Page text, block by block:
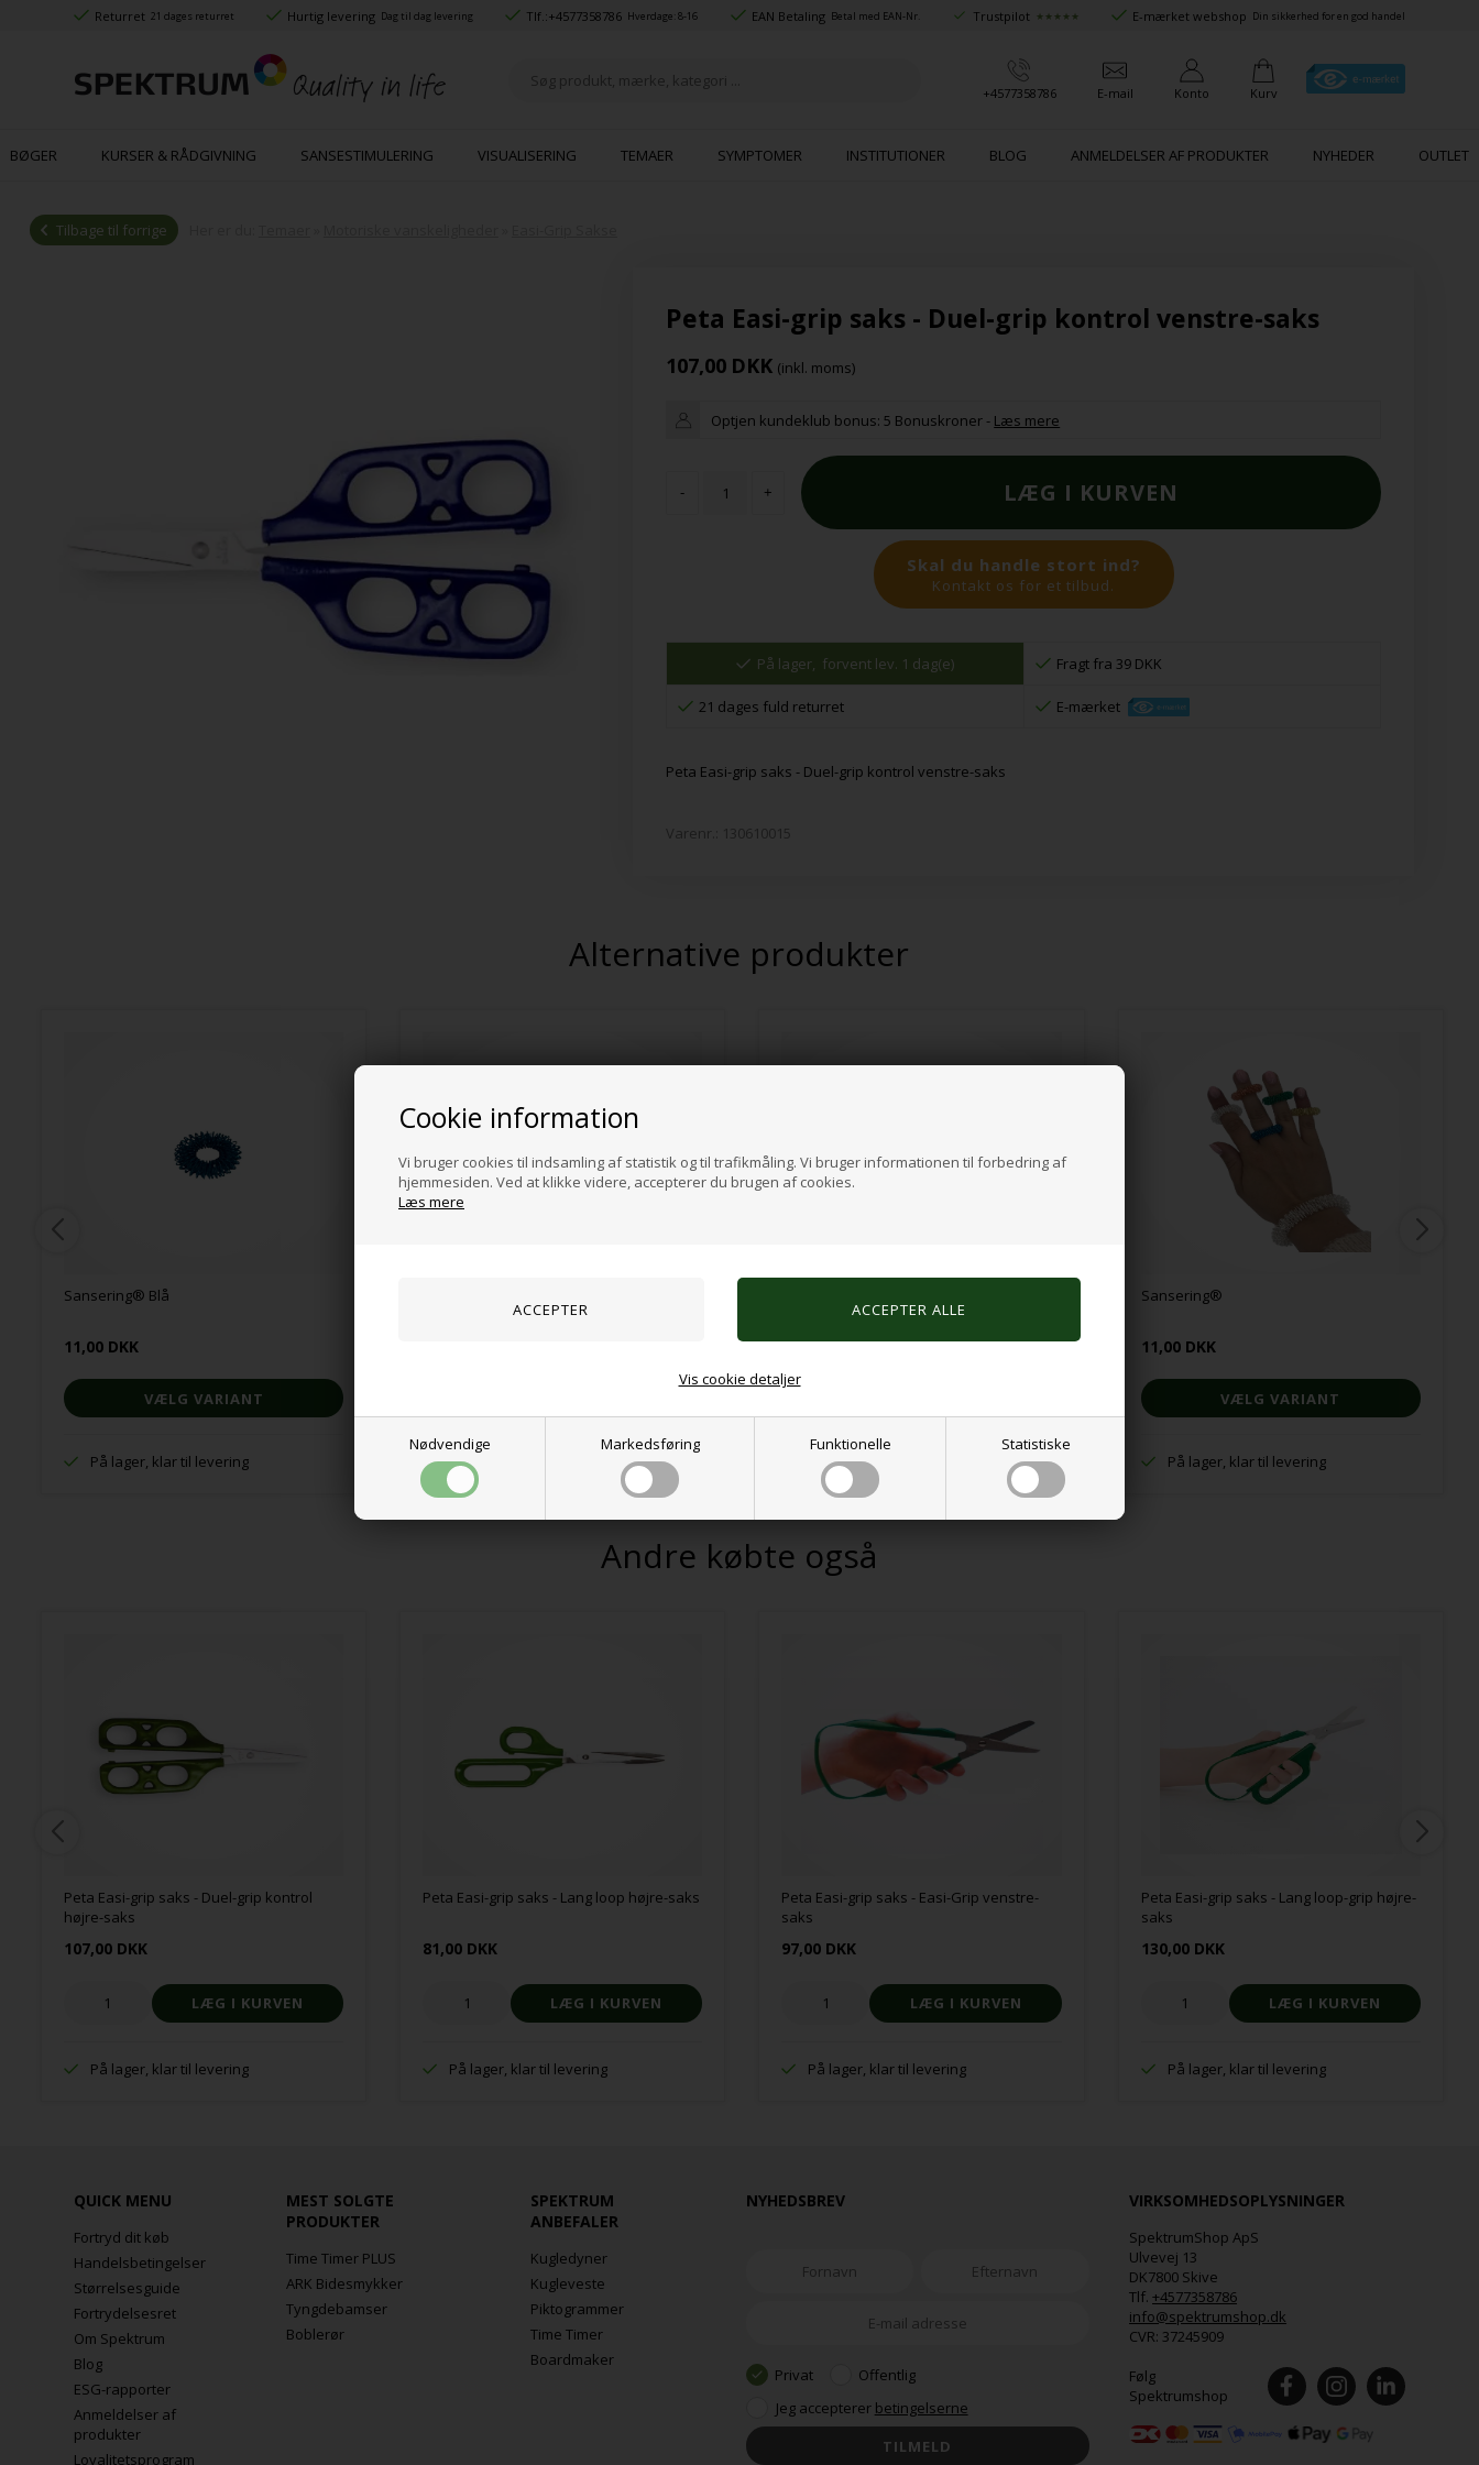
Cookie information
Vi bruger cookies til indsamling af statistik og til trafikmåling. Vi bruger informationen til forbedring af
hjemmesiden. Ved at klikke videre, accepterer du brugen af cookies.
Læs mere
Nødvendige Markedsføring Funktionelle Statistiske
Vis cookie detaljer
Returret 21 dages returret Hurtig levering Dag til dag levering Tlf.:+4577358786 Hverdage: 8-16 EAN Betaling Betal med EAN-Nr. Trustpilot ★★★★★ E-mærket webshop Din sikkerhed for en god handel
+4577358786 E-mail Konto Kurv
BØGER KURSER & RÅDGIVNING SANSESTIMULERING VISUALISERING TEMAER SYMPTOMER INSTITUTIONER BLOG ANMELDELSER AF PRODUKTER NYHEDER OUTLET
Tilbage til forrige
Peta Easi-grip saks - Duel-grip kontrol venstre-saks
107,00 DKK (inkl. moms)
Optjen kundeklub bonus: 5 Bonuskroner - Læs mere
- +
Skal du handle stort ind?
Kontakt os for et tilbud.
På lager, forvent lev. 1 dag(e) Fragt fra 39 DKK
21 dages fuld returret E-mærket
Peta Easi-grip saks - Duel-grip kontrol venstre-saks
Varenr.: 130610015
Alternative produkter
Sansering® Blå
11,00 DKK
VÆLG VARIANT
På lager, klar til levering På lager, klar til levering
11,00 DKK
På lager, klar til levering
Sansering®
11,00 DKK
VÆLG VARIANT
På lager, klar til levering
Andre købte også
Peta Easi-grip saks - Duel-grip kontrol
højre-saks
107,00 DKK
På lager, klar til levering
Peta Easi-grip saks - Lang loop højre-saks
81,00 DKK
På lager, klar til levering
Peta Easi-grip saks - Easi-Grip venstre-
saks
97,00 DKK
På lager, klar til levering
Peta Easi-grip saks - Lang loop-grip højre-
saks
130,00 DKK
På lager, klar til levering
QUICK MENU
Fortryd dit køb
Handelsbetingelser
Størrelsesguide
Fortrydelsesret
Om Spektrum
Blog
ESG-rapporter
Anmeldelser af
produkter
Loyalitetsprogram
MEST SOLGTE
PRODUKTER
Time Timer PLUS
ARK Bidesmykker
Tyngdebamser
Boblerør
SPEKTRUM
ANBEFALER
Kugledyner
Kugleveste
Piktogrammer
Time Timer
Boardmaker
NYHEDSBREV
Privat
Offentlig
Jeg accepterer betingelserne
VIRKSOMHEDSOPLYSNINGER
SpektrumShop ApS
Ulvevej 13
DK7800 Skive
Tlf.+4577358786
info@spektrumshop.dk
CVR: 37245909
Følg
Spektrumshop